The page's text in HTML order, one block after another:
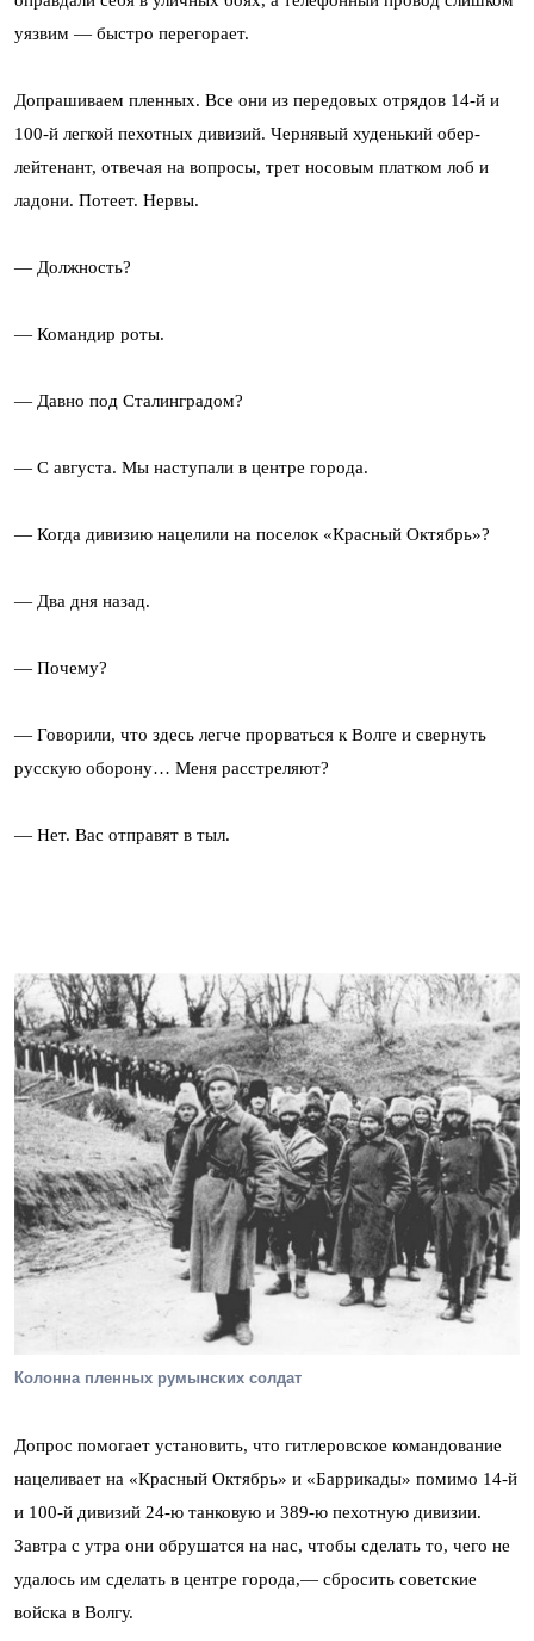
уязвим — быстро перегорает.
Допрашиваем пленных. Все они из передовых отрядов 14-й и
100-й легкой пехотных дивизий. Чернявый худенький обер-
лейтенант, отвечая на вопросы, трет носовым платком лоб и
ладони. Потеет. Нервы.
— Должность?
— Командир роты.
— Давно под Сталинградом?
— С августа. Мы наступали в центре города.
— Когда дивизию нацелили на поселок «Красный Октябрь»?
— Два дня назад.
— Почему?
— Говорили, что здесь легче прорваться к Волге и свернуть
русскую оборону… Меня расстреляют?
— Нет. Вас отправят в тыл.
Колонна пленных румынских солдат
Допрос помогает установить, что гитлеровское командование
нацеливает на «Красный Октябрь» и «Баррикады» помимо 14-й
и 100-й дивизий 24-ю танковую и 389-ю пехотную дивизии.
Завтра с утра они обрушатся на нас, чтобы сделать то, чего не
удалось им сделать в центре города,— сбросить советские
войска в Волгу.